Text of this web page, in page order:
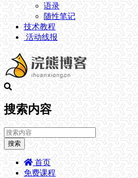
语录
随性笔记
技术教程
活动线报
搜索内容
搜索
首页
免费课程